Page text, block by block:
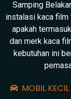
Samping
instalasi kaca film
apakah
dan merk kaca
kebutuhan ini
MOBIL KECIL